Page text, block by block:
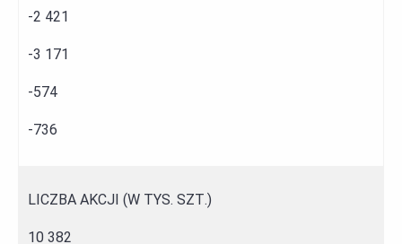
-2 421
-3 171
-574
-736
LICZBA AKCJI (W TYS. SZT.)
10 382